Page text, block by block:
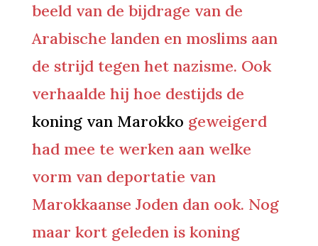
beeld van de bijdrage van de
Arabische landen en moslims aan
de strijd tegen het nazisme. Ook
verhaalde hij hoe destijds de
koning van Marokko geweigerd
had mee te werken aan welke
vorm van deportatie van
Marokkaanse Joden dan ook. Nog
maar kort geleden is koning